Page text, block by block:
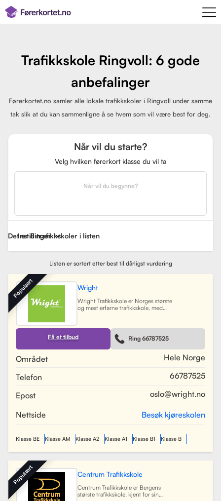
Trafikkskole Ringvoll: 6 gode
anbefalinger
Førerkortet.no samler alle lokale trafikkskoler i Ringvoll under samme
tak slik at du kan sammenligne å se hvem som vil være best for deg.
Når vil du starte?
Velg hvilken førerkort klasse du vil ta
Når vil du begynne?
Det er 8 trafikkskoler i listen
Instillinger
Listen er sortert etter best til dårligst vurdering
Wright
Wright Trafikkskole er Norges største
og mest erfarne trafikkskole, med
Trøndelag. Siden oppstarten har
skolen hatt som mål å tilby
profesjonell og engasjert
trafikopplæring for både
kjøretimer med all nødvendig
moderne digitale systemer for å
gjøre det enkelt for elever å booke
sine trafikklærere.
Les mer
Få et tilbud Ring 66787525
Området
Hele Norge
Telefon
66787525
Epost
oslo@wright.no
Nettside Besøk kjøreskolen
Populært
Klasse BE Klasse AM Klasse A2 Klasse A1 Klasse B1 Klasse B
Centrum Trafikkskole
Centrum Trafikkskole er Bergens
største trafikkskole, kjent for sin
Populært